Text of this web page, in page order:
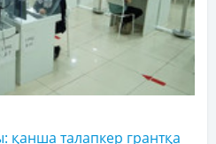
талапкер грантқа